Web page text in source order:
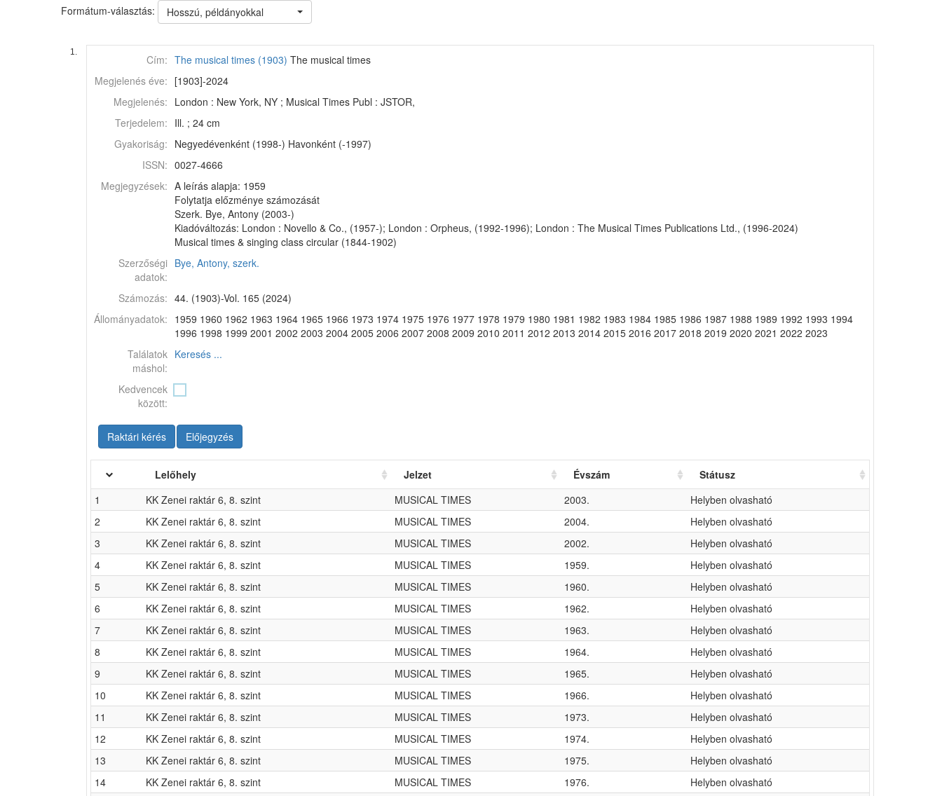
Formátum-választás: Hosszú, példányokkal
1.
Cím: The musical times (1903) The musical times
Megjelenés éve: [1903]-2024
Megjelenés: London : New York, NY ; Musical Times Publ : JSTOR,
Terjedelem: Ill. ; 24 cm
Gyakoriság: Negyedévenként (1998-) Havonként (-1997)
ISSN: 0027-4666
Megjegyzések: A leírás alapja: 1959
Folytatja előzménye számozását
Szerk. Bye, Antony (2003-)
Kiadóváltozás: London : Novello & Co., (1957-); London : Orpheus, (1992-1996); London : The Musical Times Publications Ltd., (1996-2024)
Musical times & singing class circular (1844-1902)
Szerzőségi
adatok:
Bye, Antony, szerk.
Számozás: 44. (1903)-Vol. 165 (2024)
Állományadatok: 1959 1960 1962 1963 1964 1965 1966 1973 1974 1975 1976 1977 1978 1979 1980 1981 1982 1983 1984 1985 1986 1987 1988 1989 1992 1993 1994
1996 1998 1999 2001 2002 2003 2004 2005 2006 2007 2008 2009 2010 2011 2012 2013 2014 2015 2016 2017 2018 2019 2020 2021 2022 2023
Találatok
máshol:
Keresés ...
Kedvencek
között:
Raktári kérés Előjegyzés
Lelőhely Jelzet Évszám
Státusz
1
KK Zenei raktár 6, 8. szint MUSICAL TIMES 2003.
Helyben olvasható
2
KK Zenei raktár 6, 8. szint MUSICAL TIMES 2004.
Helyben olvasható
3
KK Zenei raktár 6, 8. szint MUSICAL TIMES 2002.
Helyben olvasható
4
KK Zenei raktár 6, 8. szint MUSICAL TIMES 1959.
Helyben olvasható
5
KK Zenei raktár 6, 8. szint MUSICAL TIMES 1960.
Helyben olvasható
6
KK Zenei raktár 6, 8. szint MUSICAL TIMES 1962.
Helyben olvasható
7
KK Zenei raktár 6, 8. szint MUSICAL TIMES 1963.
Helyben olvasható
8
KK Zenei raktár 6, 8. szint MUSICAL TIMES 1964.
Helyben olvasható
9
KK Zenei raktár 6, 8. szint MUSICAL TIMES 1965.
Helyben olvasható
10
KK Zenei raktár 6, 8. szint MUSICAL TIMES 1966.
Helyben olvasható
11
KK Zenei raktár 6, 8. szint MUSICAL TIMES 1973.
Helyben olvasható
12
KK Zenei raktár 6, 8. szint MUSICAL TIMES 1974.
Helyben olvasható
13
KK Zenei raktár 6, 8. szint MUSICAL TIMES 1975.
Helyben olvasható
14
KK Zenei raktár 6, 8. szint MUSICAL TIMES 1976.
Helyben olvasható